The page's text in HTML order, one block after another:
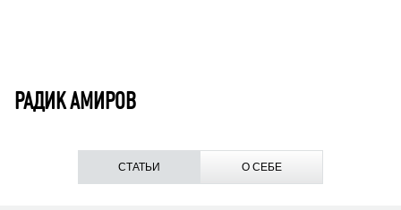
РАДИК АМИРОВ
СТАТЬИ О СЕБЕ